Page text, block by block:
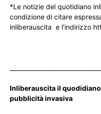
*Le notizie del quotidiano
condizione di citare
inliberauscita e l’indirizzo
Inliberauscita il
pubblicità invasiva